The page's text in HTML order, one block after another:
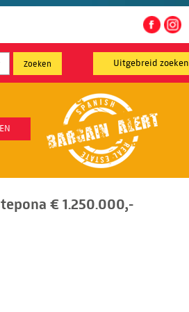
Uitgebreid zoeken
€ 1.250.000,-